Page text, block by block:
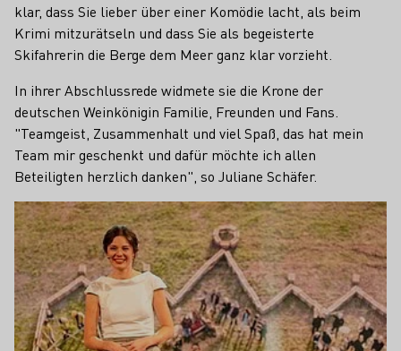
klar, dass Sie lieber über einer Komödie lacht, als beim
Krimi mitzurätseln und dass Sie als begeisterte
Skifahrerin die Berge dem Meer ganz klar vorzieht.
In ihrer Abschlussrede widmete sie die Krone der
deutschen Weinkönigin Familie, Freunden und Fans.
"Teamgeist, Zusammenhalt und viel Spaß, das hat mein
Team mir geschenkt und dafür möchte ich allen
Beteiligten herzlich danken", so Juliane Schäfer.